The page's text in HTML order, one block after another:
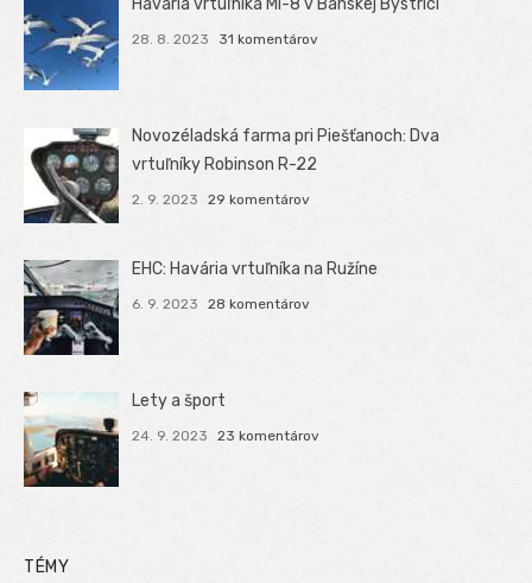
Havária vrtuľníka Mi-8 v Banskej Bystrici
28. 8. 2023 31 komentárov
Novozéladská farma pri Piešťanoch: Dva
vrtuľníky Robinson R-22
2. 9. 2023 29 komentárov
EHC: Havária vrtuľníka na Ružíne
6. 9. 2023 28 komentárov
Lety a šport
24. 9. 2023 23 komentárov
TÉMY